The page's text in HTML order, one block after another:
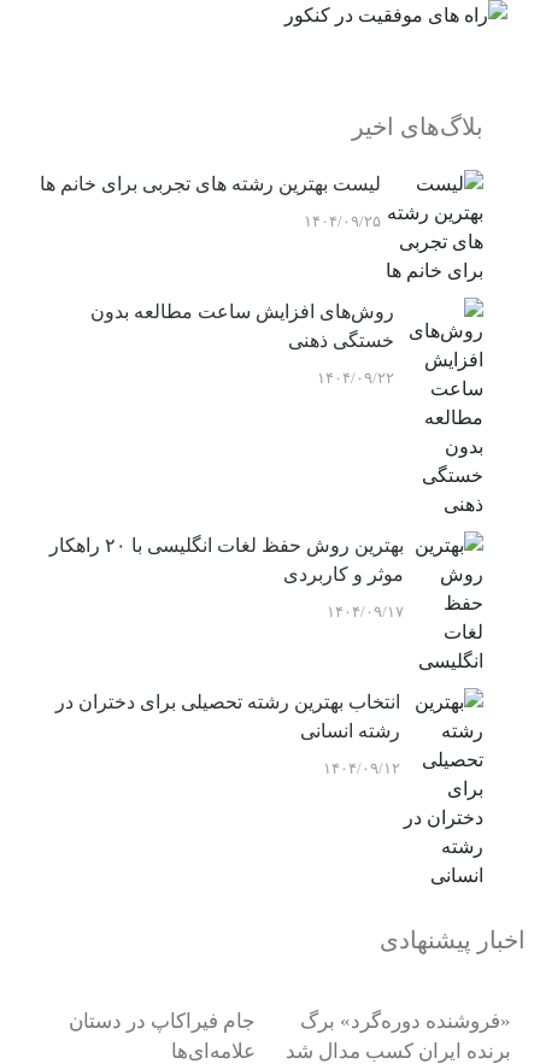
بلاگ‌های اخیر
لیست بهترین رشته های تجربی برای خانم ها
۱۴۰۴/۰۹/۲۵
روش‌های افزایش ساعت مطالعه بدون
خستگی ذهنی
۱۴۰۴/۰۹/۲۲
بهترین روش حفظ لغات انگلیسی با ۲۰ راهکار
موثر و کاربردی
۱۴۰۴/۰۹/۱۷
انتخاب بهترین رشته تحصیلی برای دختران در
رشته انسانی
۱۴۰۴/۰۹/۱۲
اخبار پیشنهادی
«فروشنده دوره‌گرد» برگ
برنده ایران کسب مدال شد
جام فیراکاپ در دستان
علامه‌ای‌ها